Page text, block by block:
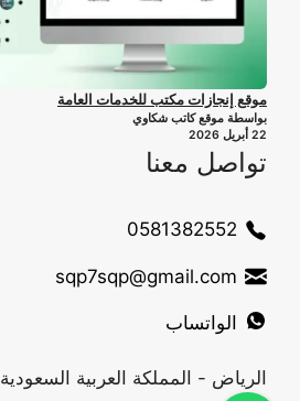
موقع إنجازات مكتب للخدمات العامة
بواسطة موقع كاتب شكاوي
22 أبريل 2026
تواصل معنا
0581382552
sqp7sqp@gmail.com
الواتساب
الرياض - المملكة العربية السعودية